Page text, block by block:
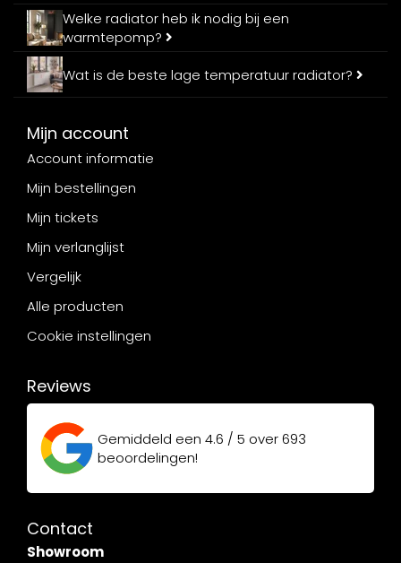
Welke radiator heb ik nodig bij een
warmtepomp?
Wat is de beste lage temperatuur radiator?
Mijn account
Account informatie
Mijn bestellingen
Mijn tickets
Mijn verlanglijst
Vergelijk
Alle producten
Cookie instellingen
Reviews
Gemiddeld een 4.6 / 5 over693
beoordelingen!
Contact
Showroom